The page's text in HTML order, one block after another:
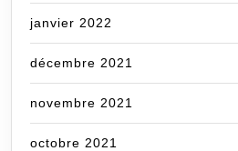
janvier 2022
décembre 2021
novembre 2021
octobre 2021